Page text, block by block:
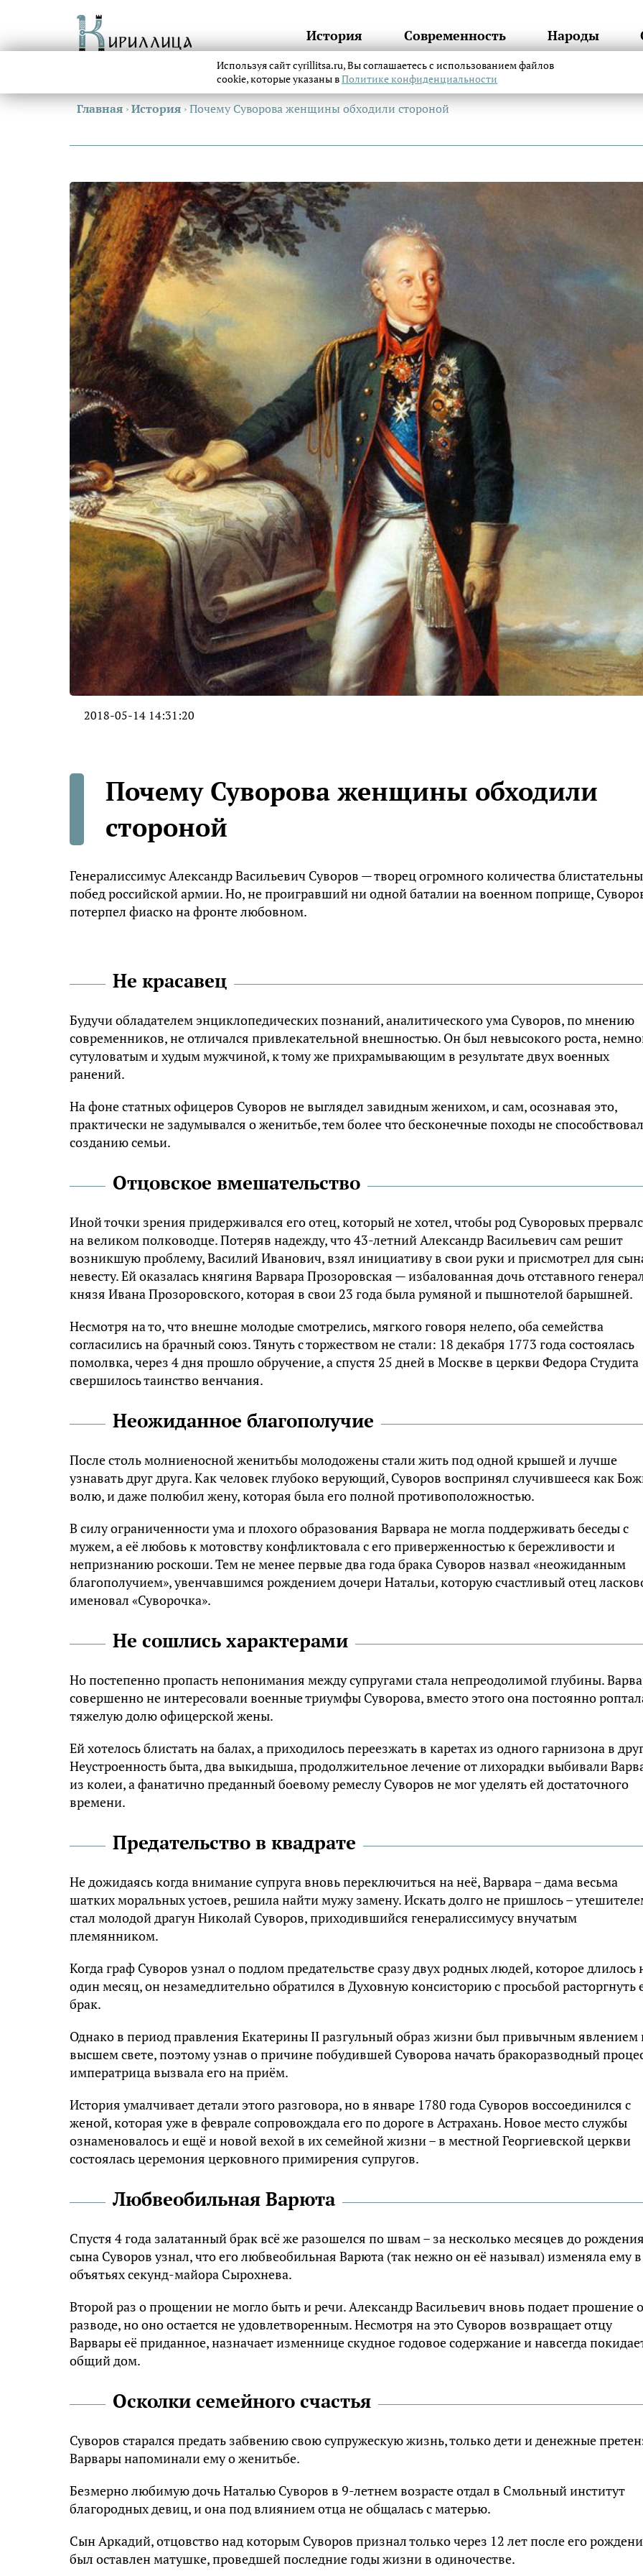
История Современность Народы
Главная ›История ›Почему Суворова женщины обходили стороной
2018-05-14 14:31:20
Почему Суворова женщины обходили
стороной
Генералиссимус Александр Васильевич Суворов — творец огромного количества
побед российской армии. Но, не проигравший ни одной баталии на военном поприще,
потерпел фиаско на фронте любовном.
Не красавец
Будучи обладателем энциклопедических познаний, аналитического ума Суворов, по мнению
современников, не отличался привлекательной внешностью. Он был невысокого роста,
сутуловатым и худым мужчиной, к тому же прихрамывающим в результате двух военных
ранений.
На фоне статных офицеров Суворов не выглядел завидным женихом, и сам, осознавая это,
практически не задумывался о женитьбе, тем более что бесконечные походы не
созданию семьи.
Отцовское вмешательство
Иной точки зрения придерживался его отец, который не хотел, чтобы род Суворовых
на великом полководце. Потеряв надежду, что 43-летний Александр Васильевич сам решит
возникшую проблему, Василий Иванович, взял инициативу в свои руки и присмотрел для
невесту. Ей оказалась княгиня Варвара Прозоровская — избалованная дочь отставного
князя Ивана Прозоровского, которая в свои 23 года была румяной и пышнотелой барышней.
Несмотря на то, что внешне молодые смотрелись, мягкого говоря нелепо, оба семейства
согласились на брачный союз. Тянуть с торжеством не стали: 18 декабря 1773 года состоялась
помолвка, через 4 дня прошло обручение, а спустя 25 дней в Москве в церкви Федора Студита
свершилось таинство венчания.
Неожиданное благополучие
После столь молниеносной женитьбы молодожены стали жить под одной крышей и лучше
узнавать друг друга. Как человек глубоко верующий, Суворов воспринял случившееся как
волю, и даже полюбил жену, которая была его полной противоположностью.
В силу ограниченности ума и плохого образования Варвара не могла поддерживать беседы с
мужем, а её любовь к мотовству конфликтовала с его приверженностью к бережливости и
непризнанию роскоши. Тем не менее первые два года брака Суворов назвал «неожиданным
благополучием», увенчавшимся рождением дочери Натальи, которую счастливый отец
именовал «Суворочка».
Не сошлись характерами
Но постепенно пропасть непонимания между супругами стала непреодолимой глубины.
совершенно не интересовали военные триумфы Суворова, вместо этого она постоянно
тяжелую долю офицерской жены.
Ей хотелось блистать на балах, а приходилось переезжать в каретах из одного гарнизона в
Неустроенность быта, два выкидыша, продолжительное лечение от лихорадки выбивали
из колеи, а фанатично преданный боевому ремеслу Суворов не мог уделять ей достаточного
времени.
Предательство в квадрате
Не дожидаясь когда внимание супруга вновь переключиться на неё, Варвара – дама весьма
шатких моральных устоев, решила найти мужу замену. Искать долго не пришлось –
стал молодой драгун Николай Суворов, приходившийся генералиссимусу внучатым
племянником.
Когда граф Суворов узнал о подлом предательстве сразу двух родных людей, которое длилось
один месяц, он незамедлительно обратился в Духовную консисторию с просьбой расторгнуть
брак.
Однако в период правления Екатерины II разгульный образ жизни был привычным явлением
высшем свете, поэтому узнав о причине побудившей Суворова начать бракоразводный
императрица вызвала его на приём.
История умалчивает детали этого разговора, но в январе 1780 года Суворов воссоединился с
женой, которая уже в феврале сопровождала его по дороге в Астрахань. Новое место службы
ознаменовалось и ещё и новой вехой в их семейной жизни – в местной Георгиевской церкви
состоялась церемония церковного примирения супругов.
Любвеобильная Варюта
Спустя 4 года залатанный брак всё же разошелся по швам – за несколько месяцев до рождения
сына Суворов узнал, что его любвеобильная Варюта (так нежно он её называл) изменяла ему в
объятьях секунд-майора Сырохнева.
Второй раз о прощении не могло быть и речи. Александр Васильевич вновь подает прошение о
разводе, но оно остается не удовлетворенным. Несмотря на это Суворов возвращает отцу
Варвары её приданное, назначает изменнице скудное годовое содержание и навсегда
общий дом.
Осколки семейного счастья
Суворов старался предать забвению свою супружескую жизнь, только дети и денежные
Варвары напоминали ему о женитьбе.
Безмерно любимую дочь Наталью Суворов в 9-летнем возрасте отдал в Смольный институт
благородных девиц, и она под влиянием отца не общалась с матерью.
Сын Аркадий, отцовство над которым Суворов признал только через 12 лет после его
был оставлен матушке, проведшей последние годы жизни в одиночестве.
Используя сайт cyrillitsa.ru, Вы соглашаетесь с использованием файлов
cookie, которые указаны вПолитике конфиденциальности